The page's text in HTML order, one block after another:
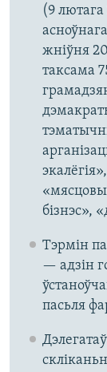
(9 лютага
жніўня
таксама
бізнэс»,
Тэрмін
— адзін
пасьля